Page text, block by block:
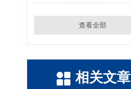
查看全部
相关文章